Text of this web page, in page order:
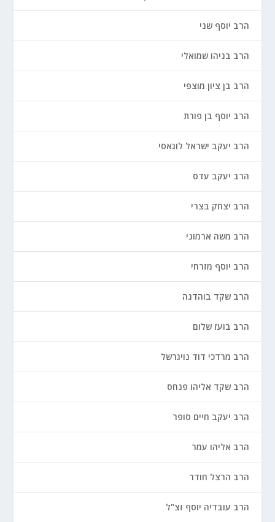
הרב יוסף שני
הרב בניהו שמואלי
הרב בן ציון מוצפי
הרב יוסף בן פורת
הרב יעקב ישראל לוגאסי
הרב יעקב עדס
הרב יצחק בצרי
הרב משה ארמוני
הרב יוסף מזרחי
הרב שקד בוהדנה
הרב בועז שלום
הרב מרדכי דוד נויגרשל
הרב שקד אליהו פנחס
הרב יעקב חיים סופר
הרב אליהו עמר
הרב הרצל חודר
הרב עובדיה יוסף זצ"ל